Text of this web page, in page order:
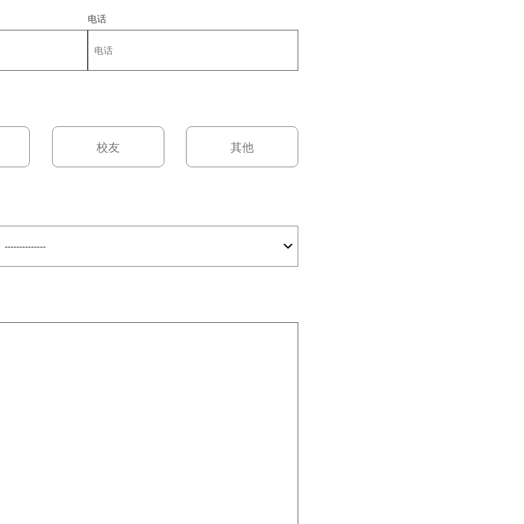
电话
校友 其他
--------------